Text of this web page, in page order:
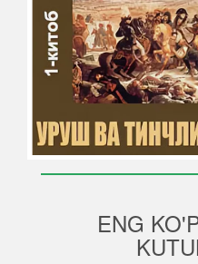
ENG